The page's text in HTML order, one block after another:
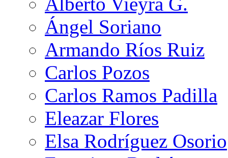
Ángel Soriano
Armando Ríos Ruiz
Carlos Pozos
Carlos Ramos Padilla
Eleazar Flores
Elsa Rodríguez Osorio